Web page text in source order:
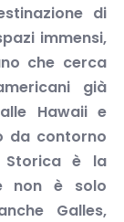
di
immensi,
che cerca
già
Hawaii e
da contorno
Storica è la
non è solo
Galles,